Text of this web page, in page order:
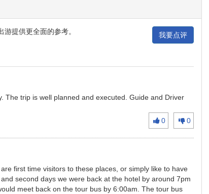
游提供更全面的参考。 我要点评
The trip is well planned and executed. Guide and Driver
0
0
first time visitors to these places, or simply like to have
second days we were back at the hotel by around 7pm
meet back on the tour bus by 6:00am. The tour bus